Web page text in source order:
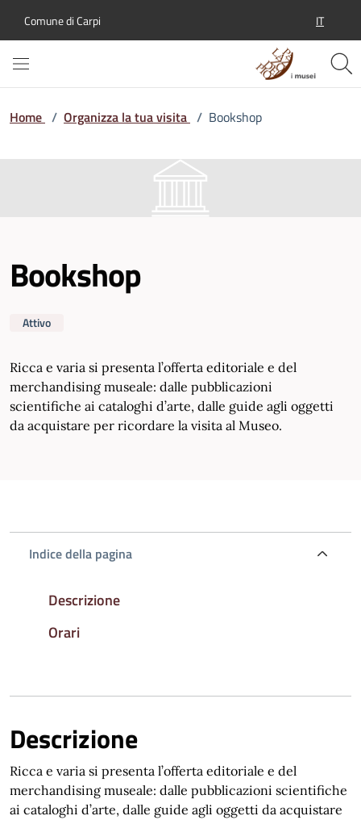
Comune di Carpi IT
Home / Organizza la tua visita / Bookshop
Bookshop
Attivo
Ricca e varia si presenta l’offerta editoriale e del
merchandising museale: dalle pubblicazioni
scientifiche ai cataloghi d’arte, dalle guide agli oggetti
da acquistare per ricordare la visita al Museo.
Indice della pagina
Descrizione
Orari
Descrizione
Ricca e varia si presenta l’offerta editoriale e del
merchandising museale: dalle pubblicazioni scientifiche
ai cataloghi d’arte, dalle guide agli oggetti da acquistare